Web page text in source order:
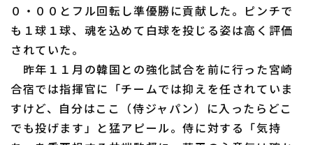
０・００とフル回転し準優勝に貢献した。ピンチで
も１球１球、魂を込めて白球を投じる姿は高く評価
されていた。
昨年１１月の韓国との強化試合を前に行った宮崎
合宿では指揮官に「チームでは抑えを任されていま
すけど、自分はここ（侍ジャパン）に入ったらどこ
でも投げます」と猛アピール。侍に対する「気持